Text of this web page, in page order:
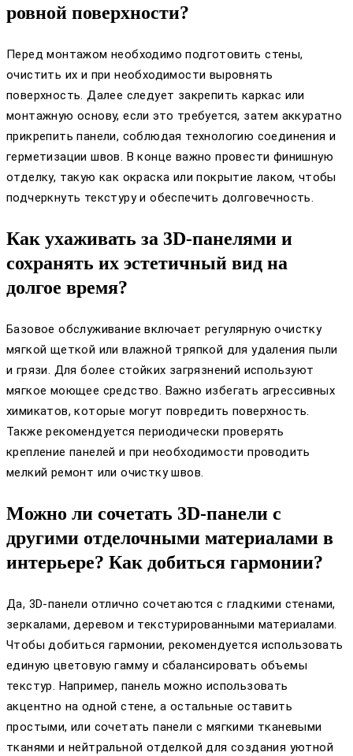
ровной поверхности?
Перед монтажом необходимо подготовить стены,
очистить их и при необходимости выровнять
поверхность. Далее следует закрепить каркас или
монтажную основу, если это требуется, затем аккуратно
прикрепить панели, соблюдая технологию соединения и
герметизации швов. В конце важно провести финишную
отделку, такую как окраска или покрытие лаком, чтобы
подчеркнуть текстуру и обеспечить долговечность.
Как ухаживать за 3D-панелями и
сохранять их эстетичный вид на
долгое время?
Базовое обслуживание включает регулярную очистку
мягкой щеткой или влажной тряпкой для удаления пыли
и грязи. Для более стойких загрязнений используют
мягкое моющее средство. Важно избегать агрессивных
химикатов, которые могут повредить поверхность.
Также рекомендуется периодически проверять
крепление панелей и при необходимости проводить
мелкий ремонт или очистку швов.
Можно ли сочетать 3D-панели с
другими отделочными материалами в
интерьере? Как добиться гармонии?
Да, 3D-панели отлично сочетаются с гладкими стенами,
зеркалами, деревом и текстурированными материалами.
Чтобы добиться гармонии, рекомендуется использовать
единую цветовую гамму и сбалансировать объемы
текстур. Например, панель можно использовать
акцентно на одной стене, а остальные оставить
простыми, или сочетать панели с мягкими тканевыми
тканями и нейтральной отделкой для создания уютной